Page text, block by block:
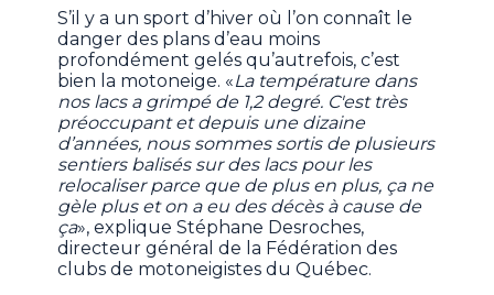
S’il y a un sport d’hiver où l’on connaît le
danger des plans d’eau moins
profondément gelés qu’autrefois, c’est
bien la motoneige. «La température dans
nos lacs a grimpé de 1,2 degré. C'est très
préoccupant et depuis une dizaine
d’années, nous sommes sortis de plusieurs
sentiers balisés sur des lacs pour les
relocaliser parce que de plus en plus, ça ne
gèle plus et on a eu des décès à cause de
ça», explique Stéphane Desroches,
directeur général de la Fédération des
clubs de motoneigistes du Québec.